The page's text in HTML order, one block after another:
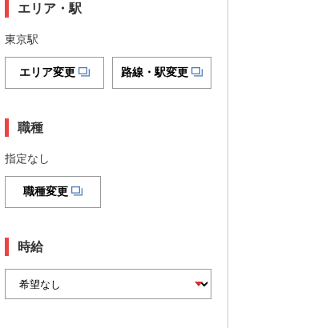
エリア・駅
東京駅
エリア変更 路線・駅変更
職種
指定なし
職種変更
時給